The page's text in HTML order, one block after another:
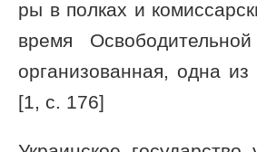
ры в полках и
время
организованная, одна
[1, c. 176]